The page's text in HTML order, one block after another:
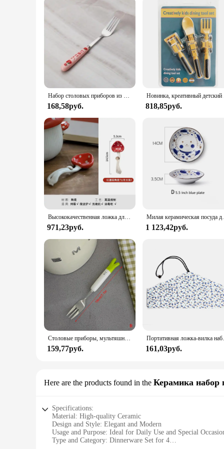
Набор столовых приборов из нержавеющей стали, с футляром
168,58руб. 818,85руб.
Высококачественная ложка для супа, милая мультяшная десертная ложка, керамическая кофейная ложка для грибов, подглазурованная цветная посуда, набор
971,23руб.
Милая керамическая посуда
1 123,42руб.
Столовые приборы, мультяшная луковая ложка, вилка, палочки для еды, наборы портативной столовой посуды из нержавеющей стали, аксессуары для кухни
159,77руб.
Портативная
161,03руб.
Here are the products found in the Керамика набор
Specifications:
Material: High-quality Ceramic
Design and Style: Elegant and Modern
Usage and Purpose: Ideal for Daily Use and Special
Type and Category: Dinnerware Set for 4